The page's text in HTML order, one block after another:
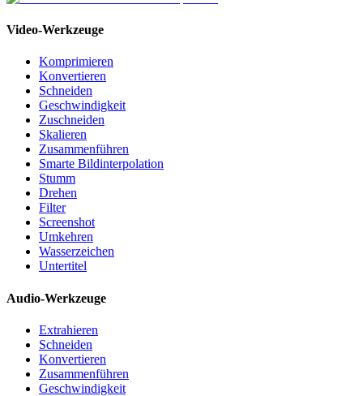
Video-Werkzeuge
Komprimieren
Konvertieren
Schneiden
Geschwindigkeit
Zuschneiden
Skalieren
Zusammenführen
Smarte Bildinterpolation
Stumm
Drehen
Filter
Screenshot
Umkehren
Wasserzeichen
Untertitel
Audio-Werkzeuge
Extrahieren
Schneiden
Konvertieren
Zusammenführen
Geschwindigkeit